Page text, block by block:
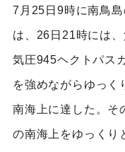
7月25日9時に南鳥
は、26日21時には
気圧945ヘクトパス
を強めながらゆっく
南海上に達した。そ
の南海上をゆっくり